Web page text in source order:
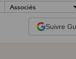
Associés
Suivre